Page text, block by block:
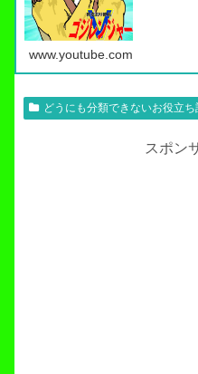
www.youtube.com
どうにも分類できないお役立ち
スポン